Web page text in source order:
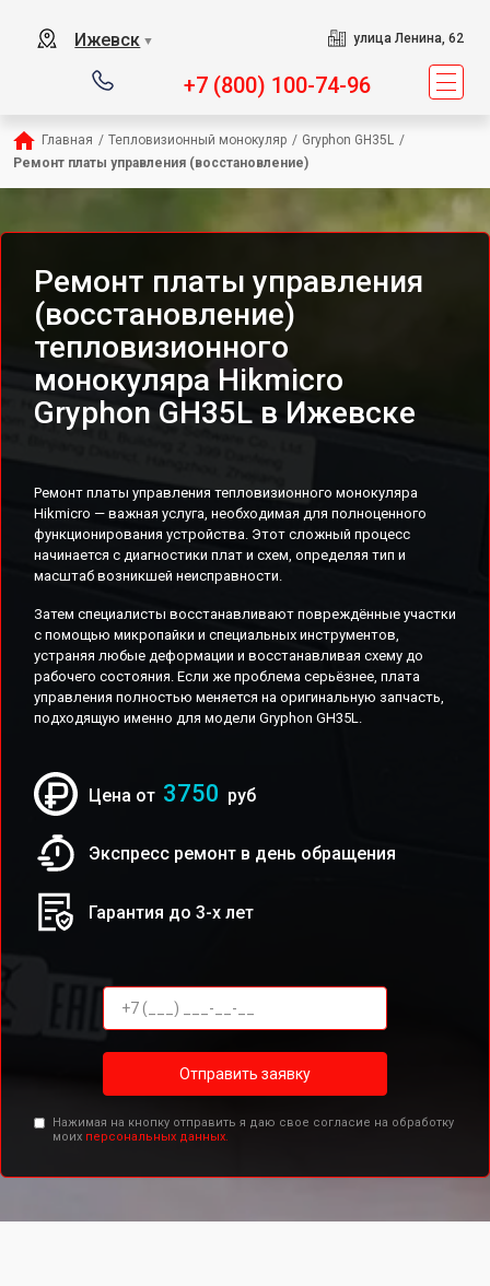
Ижевск ▼ улица Ленина, 62
+7 (800) 100-74-96
Главная / Тепловизионный монокуляр / Gryphon GH35L /
Ремонт платы управления (восстановление)
Ремонт платы управления
(восстановление)
тепловизионного
монокуляра Hikmicro
Gryphon GH35L в Ижевске
Ремонт платы управления тепловизионного монокуляра
Hikmicro — важная услуга, необходимая для полноценного
функционирования устройства. Этот сложный процесс
начинается с диагностики плат и схем, определяя тип и
масштаб возникшей неисправности.
Затем специалисты восстанавливают повреждённые участки
с помощью микропайки и специальных инструментов,
устраняя любые деформации и восстанавливая схему до
рабочего состояния. Если же проблема серьёзнее, плата
управления полностью меняется на оригинальную запчасть,
подходящую именно для модели Gryphon GH35L.
Цена от 3750 руб
Экспресс ремонт в день обращения
Гарантия до 3-х лет
Отправить заявку
Нажимая на кнопку отправить я даю свое согласие на обработку
моих персональных данных.